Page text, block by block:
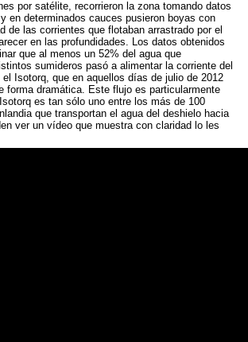
por satélite, recorrieron la zona tomando datos
en determinados cauces pusieron boyas con
de las corrientes que flotaban arrastrado por el
en las profundidades. Los datos obtenidos
que al menos un 52% del agua que
sumideros pasó a alimentar la corriente del
Isotorq, que en aquellos días de julio de 2012
forma dramática. Este flujo es particularmente
es tan sólo uno entre los más de 100
que transportan el agua del deshielo hacia
ver un vídeo que muestra con claridad lo les